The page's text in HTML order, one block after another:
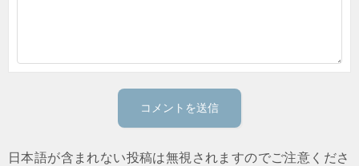
日本語が含まれない投稿は無視されますのでご注意くださ